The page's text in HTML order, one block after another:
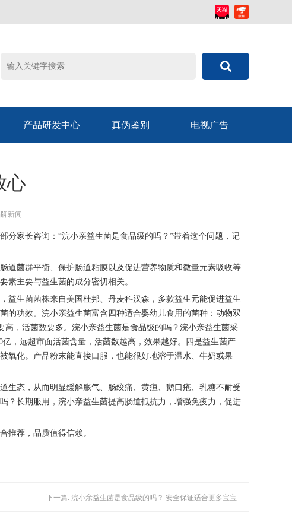
产品研发中心 真伪鉴别 电视广告
心
新闻
家长咨询：“浣小亲益生菌是食品级的吗？”带着这个问题，记
道菌群平衡、保护肠道粘膜以及促进营养物质和微量元素吸收等
素主要与益生菌的成分密切相关。
益生菌菌株来自美国杜邦、丹麦科汉森，多款益生元能促进益生
的功效。浣小亲益生菌富含四种适合婴幼儿食用的菌种：动物双
，活菌数要多。浣小亲益生菌是食品级的吗？浣小亲益生菌采
，远超市面活菌含量，活菌数越高，效果越好。四是益生菌产
氧化。产品粉末能直接口服，也能很好地溶于温水、牛奶或果
生态，从而明显缓解胀气、肠绞痛、黄疸、鹅口疮、乳糖不耐受
？长期服用，浣小亲益生菌提高肠道抵抗力，增强免疫力，促进
推荐，品质值得信赖。
下一篇: 浣小亲益生菌是食品级的吗？ 安全保证适合更多宝宝